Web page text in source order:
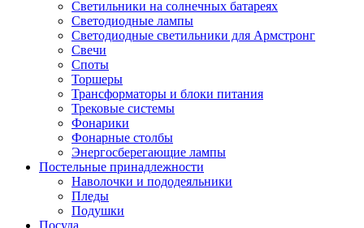
Светильники на солнечных батареях
Светодиодные лампы
Светодиодные светильники для Армстронг
Свечи
Споты
Торшеры
Трансформаторы и блоки питания
Трековые системы
Фонарики
Фонарные столбы
Энергосберегающие лампы
Постельные принадлежности
Наволочки и пододеяльники
Пледы
Подушки
Посуда